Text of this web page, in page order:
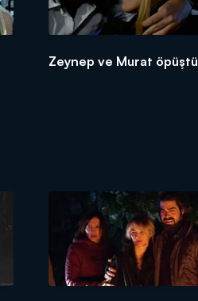
Zeynep ve Murat öpüştü